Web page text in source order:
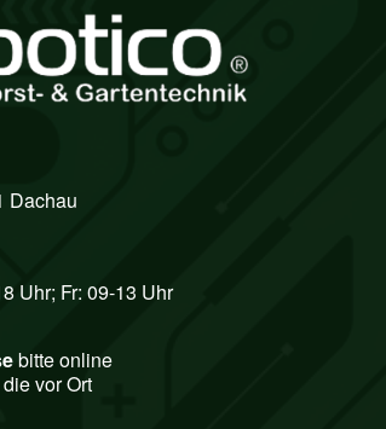
Dachau
Uhr; Fr: 09-13 Uhr
bitte online
vor Ort